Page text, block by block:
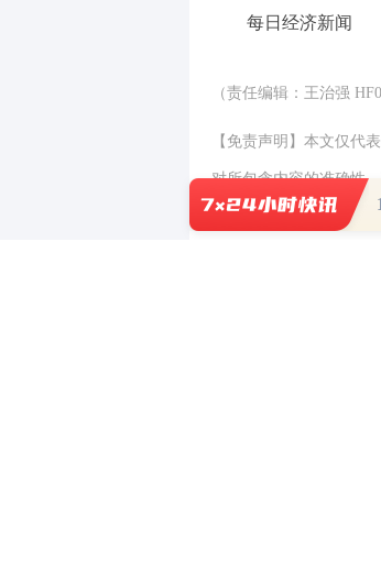
每日经济新闻
（责任编辑：王治强
【免责声明】本文仅代
对所包含内容的准确性
全部责任。邮箱：